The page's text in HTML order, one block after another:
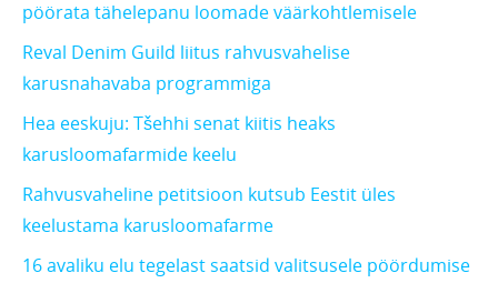
pöörata tähelepanu loomade väärkohtlemisele
Reval Denim Guild liitus rahvusvahelise
karusnahavaba programmiga
Hea eeskuju: Tšehhi senat kiitis heaks
karusloomafarmide keelu
Rahvusvaheline petitsioon kutsub Eestit üles
keelustama karusloomafarme
16 avaliku elu tegelast saatsid valitsusele pöördumise